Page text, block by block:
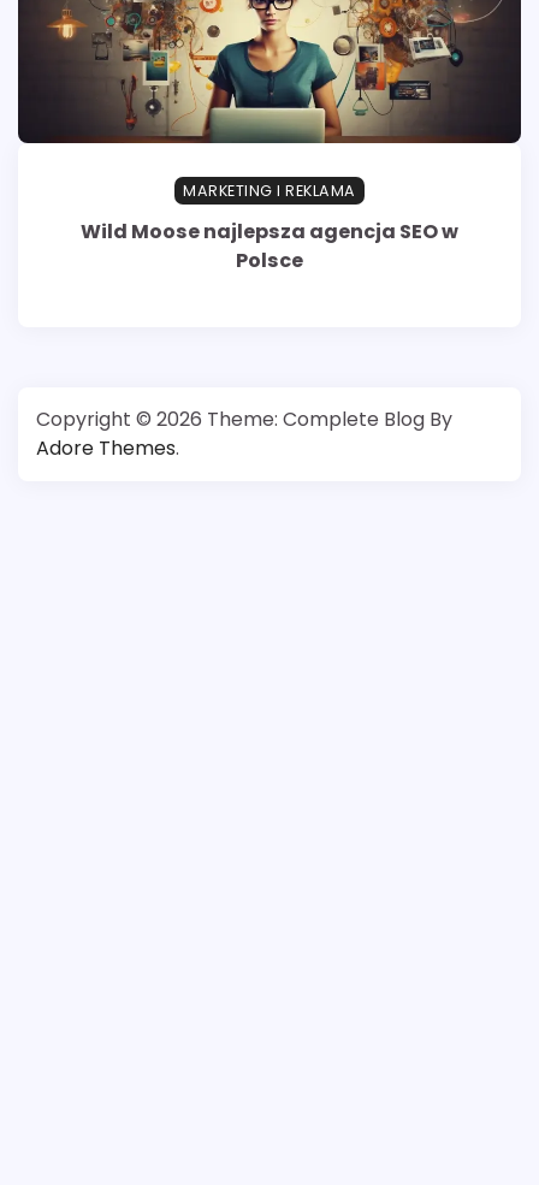
MARKETING I REKLAMA
Wild Moose najlepsza agencja SEO w
Polsce
Copyright © 2026 Theme: Complete Blog By
Adore Themes.